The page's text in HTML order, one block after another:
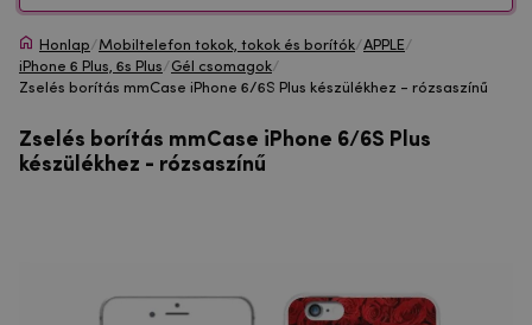
Honlap/Mobiltelefon tokok, tokok és borítók/APPLE/
iPhone 6 Plus, 6s Plus/Gél csomagok/
Zselés borítás mmCase iPhone 6/6S Plus készülékhez - rózsaszínű
Zselés borítás mmCase iPhone 6/6S Plus
készülékhez - rózsaszínű